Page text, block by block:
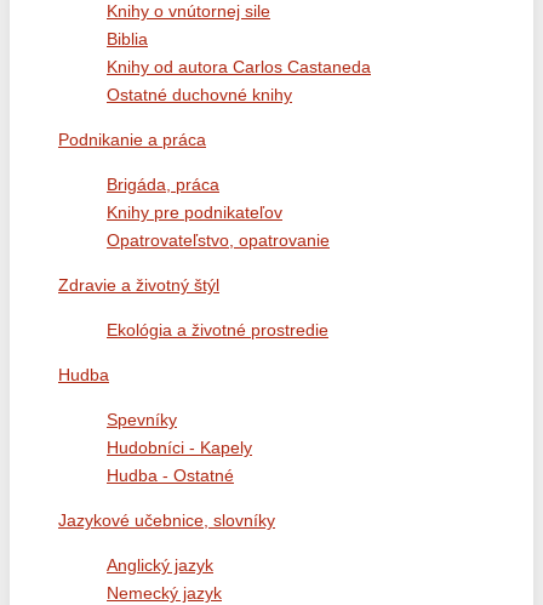
Knihy o vnútornej sile
Biblia
Knihy od autora Carlos Castaneda
Ostatné duchovné knihy
Podnikanie a práca
Brigáda, práca
Knihy pre podnikateľov
Opatrovateľstvo, opatrovanie
Zdravie a životný štýl
Ekológia a životné prostredie
Hudba
Spevníky
Hudobníci - Kapely
Hudba - Ostatné
Jazykové učebnice, slovníky
Anglický jazyk
Nemecký jazyk